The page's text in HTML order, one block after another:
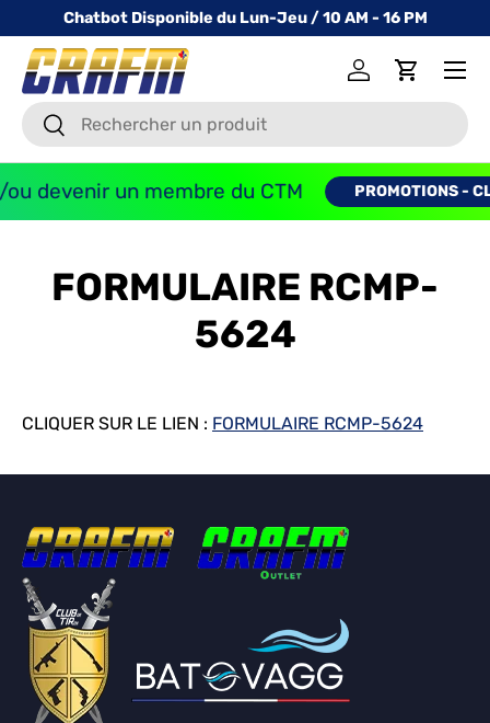
ALLER AU CONTENU
Chatbot Disponible du Lun-Jeu / 10 AM - 16 PM
Recherche
Recherche
Se connecter
Panier
Menu
devenir un membre du CTM PROMOTIONS -
FORMULAIRE RCMP-
5624
CLIQUER SUR LE LIEN : FORMULAIRE RCMP-5624